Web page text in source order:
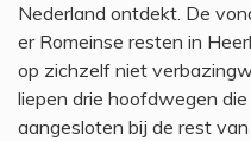
Nederland ontdekt. De
er Romeinse resten in
op zichzelf niet
liepen drie hoofdwegen
aangesloten bij de rest